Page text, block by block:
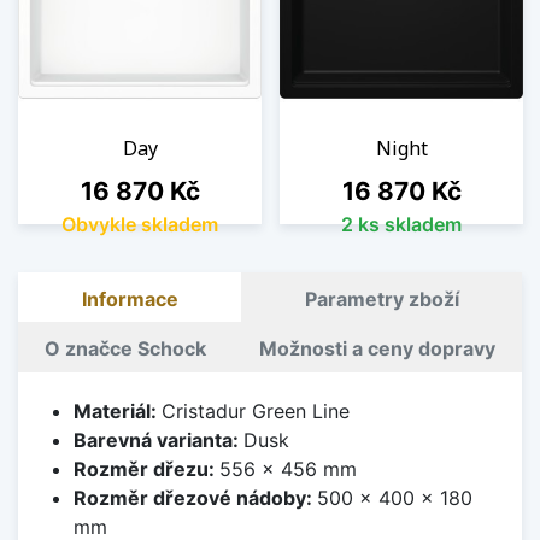
Day
Cena
16 870 Kč
Obvykle skladem
Night
Cena
16 870 Kč
2 ks skladem
Informace Parametry zboží
O značce Schock Možnosti a ceny dopravy
Materiál: Cristadur Green Line
Barevná varianta: Dusk
Rozměr dřezu: 556 x 456 mm
Rozměr dřezové nádoby: 500 x 400 x 180
mm